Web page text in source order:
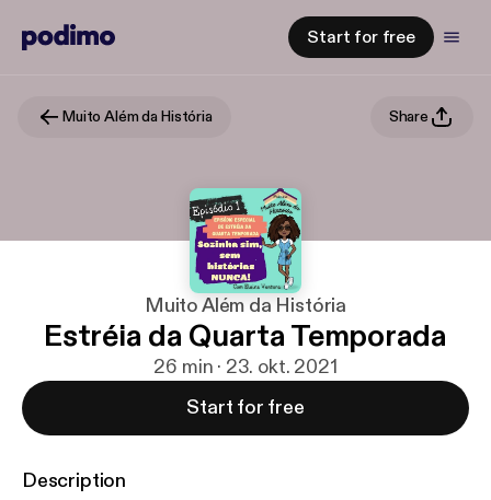
Start for free
Muito Além da História Share
Muito Além da História
Estréia da Quarta Temporada
26 min · 23. okt. 2021
Start for free
Description